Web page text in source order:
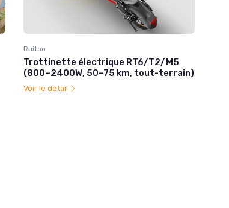
Ruitoo
Trottinette électrique RT6/T2/M5
(800–2400W, 50–75 km, tout-terrain)
Voir le détail